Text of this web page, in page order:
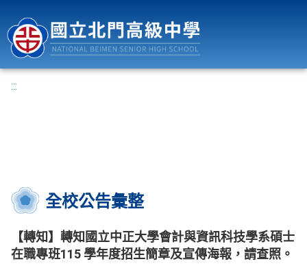
:::
全校公告彙整
【轉知】轉知國立中正大學會計與資訊科技學系碩士
在職專班115 學年度招生簡章及宣傳海報，請查照。